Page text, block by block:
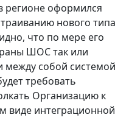
регионе оформился
нового типа
что по мере его
ШОС так или
между собой системой
требовать
Организацию к
виде интеграционной